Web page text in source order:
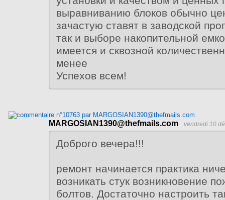
выравниванию блоков обычно
зачастую ставят в заводской
так и выборе накопительной
имеется и сквозной
менее
Успехов всем!
MARGOSIAN1390@thefmails.com vendredi 10
Доброго вечера!!!
ремонт начинается практика
возникать стук возникновение
болтов. Достаточно настроить